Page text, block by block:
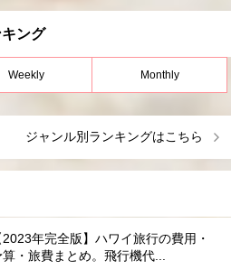
キング
Weekly Monthly
ジャンル別ランキングはこちら
2023年完全版】ハワイ旅行の費用・
・旅費まとめ。飛行機代...